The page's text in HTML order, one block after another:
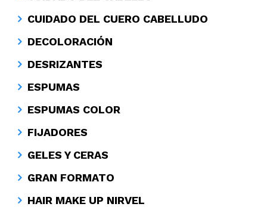
CUIDADO DEL CUERO CABELLUDO
DECOLORACIÓN
DESRIZANTES
ESPUMAS
ESPUMAS COLOR
FIJADORES
GELES Y CERAS
GRAN FORMATO
HAIR MAKE UP NIRVEL